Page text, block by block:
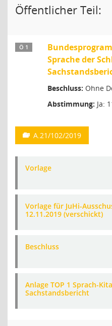
Öffentlicher Teil:
Ö 1
Sprache der
Beschluss: Ohne
Abstimmung: Ja:
A.21/102/2019
Vorlage
Vorlage für JuHi-
12.11.2019 (verschickt)
Beschluss
Anlage TOP 1 Sprach-
Sachstandsbericht